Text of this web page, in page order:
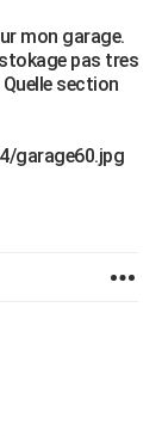
mon garage.
pas tres
section
garage60.jpg